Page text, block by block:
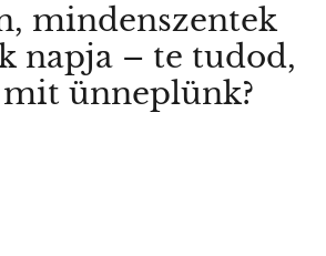
mindenszentek
napja – te tudod,
ünneplünk?